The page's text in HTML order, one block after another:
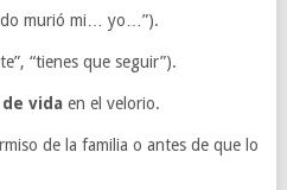
murió mi… yo…”).
“tienes que seguir”).
vida en el velorio.
de la familia o antes de que lo